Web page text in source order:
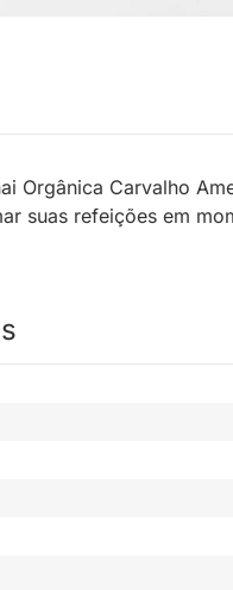
Orgânica Carvalho
suas refeições em